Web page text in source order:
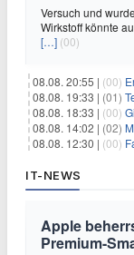
Versuch und
Wirkstoff könnte
[…] (00)
08.08. 20:55 | (00)
08.08. 19:33 | (01)
08.08. 18:33 | (00)
08.08. 14:02 | (02)
08.08. 12:30 | (00)
IT-NEWS
Apple
Premium-